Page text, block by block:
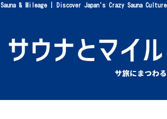
Sauna & Mileage | Discover Japan's Crazy Sauna Culture